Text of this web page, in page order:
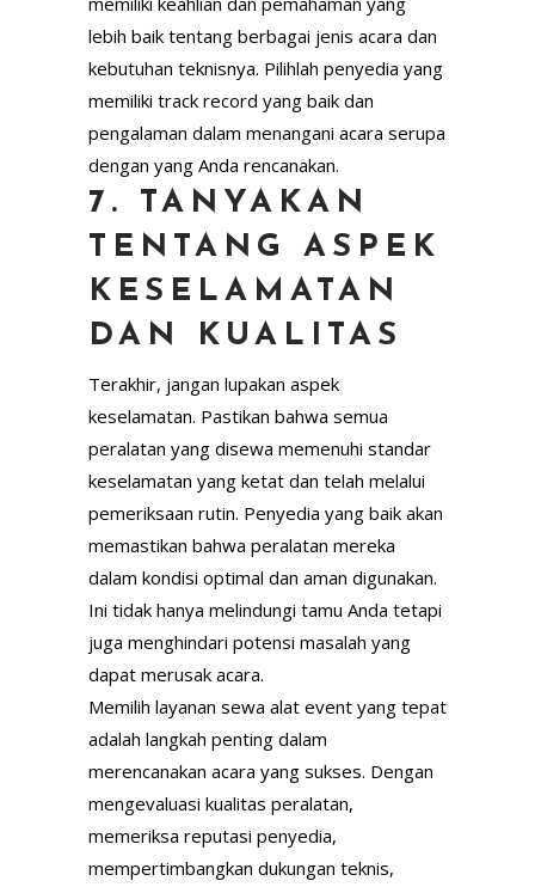
lebih baik tentang berbagai jenis acara dan
kebutuhan teknisnya. Pilihlah penyedia yang
memiliki track record yang baik dan
pengalaman dalam menangani acara serupa
dengan yang Anda rencanakan.
7. TANYAKAN
TENTANG ASPEK
KESELAMATAN
DAN KUALITAS
Terakhir, jangan lupakan aspek
keselamatan. Pastikan bahwa semua
peralatan yang disewa memenuhi standar
keselamatan yang ketat dan telah melalui
pemeriksaan rutin. Penyedia yang baik akan
memastikan bahwa peralatan mereka
dalam kondisi optimal dan aman digunakan.
Ini tidak hanya melindungi tamu Anda tetapi
juga menghindari potensi masalah yang
dapat merusak acara.
Memilih layanan sewa alat event yang tepat
adalah langkah penting dalam
merencanakan acara yang sukses. Dengan
mengevaluasi kualitas peralatan,
memeriksa reputasi penyedia,
mempertimbangkan dukungan teknis,